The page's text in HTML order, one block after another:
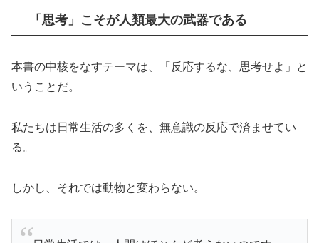
「思考」こそが人類最大の武器である
本書の中核をなすテーマは、「反応するな、思考せよ」と
いうことだ。
私たちは日常生活の多くを、無意識の反応で済ませてい
る。
しかし、それでは動物と変わらない。